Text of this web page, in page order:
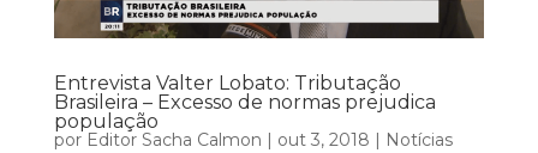
Entrevista Valter Lobato: Tributação
Brasileira – Excesso de normas prejudica
população
por Editor Sacha Calmon | out 3, 2018 | Notícias